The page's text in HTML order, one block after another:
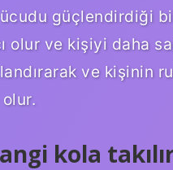
güçlendirdiği
olur ve kişiyi daha
ve kişinin
kola